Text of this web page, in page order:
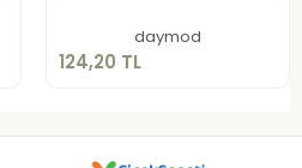
daymod
124,20 TL